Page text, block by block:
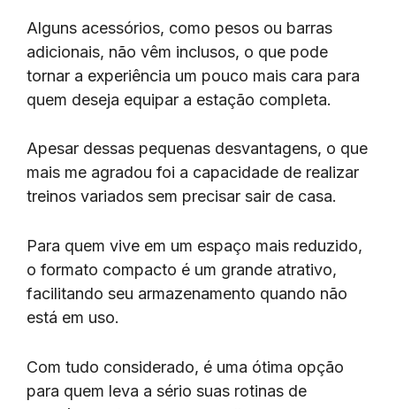
Alguns acessórios, como pesos ou barras
adicionais, não vêm inclusos, o que pode
tornar a experiência um pouco mais cara para
quem deseja equipar a estação completa.
Apesar dessas pequenas desvantagens, o que
mais me agradou foi a capacidade de realizar
treinos variados sem precisar sair de casa.
Para quem vive em um espaço mais reduzido,
o formato compacto é um grande atrativo,
facilitando seu armazenamento quando não
está em uso.
Com tudo considerado, é uma ótima opção
para quem leva a sério suas rotinas de